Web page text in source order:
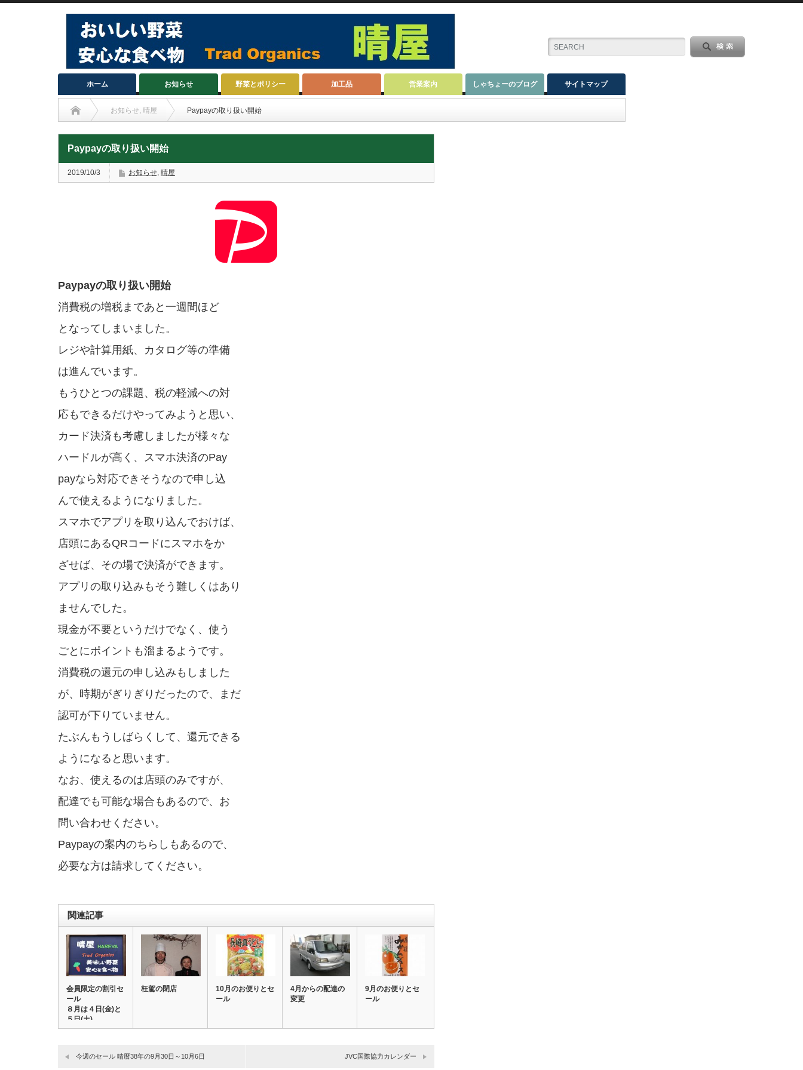
ホーム お知らせ 野菜とポリシー 加工品 営業案内 しゃちょーのブログ サイトマップ
お知らせ, 晴屋 Paypayの取り扱い開始
Paypayの取り扱い開始
2019/10/3 お知らせ, 晴屋
Paypayの取り扱い開始
消費税の増税まであと一週間ほど
となってしまいました。
レジや計算用紙、カタログ等の準備
は進んでいます。
もうひとつの課題、税の軽減への対
応もできるだけやってみようと思い、
カード決済も考慮しましたが様々な
ハードルが高く、スマホ決済のPay
payなら対応できそうなので申し込
んで使えるようになりました。
スマホでアプリを取り込んでおけば、
店頭にあるQRコードにスマホをか
ざせば、その場で決済ができます。
アプリの取り込みもそう難しくはあり
ませんでした。
現金が不要というだけでなく、使う
ごとにポイントも溜まるようです。
消費税の還元の申し込みもしました
が、時期がぎりぎりだったので、まだ
認可が下りていません。
たぶんもうしばらくして、還元できる
ようになると思います。
なお、使えるのは店頭のみですが、
配達でも可能な場合もあるので、お
問い合わせください。
Paypayの案内のちらしもあるので、
必要な方は請求してください。
関連記事
会員限定の割引セ
ール
８月は４日(金)と
５日(土)
枉駕の閉店
10月のお便りとセ
ール
4月からの配達の
変更
9月のお便りとセ
ール
今週のセール 晴暦38年の9月30日～10月6日 JVC国際協力カレンダー